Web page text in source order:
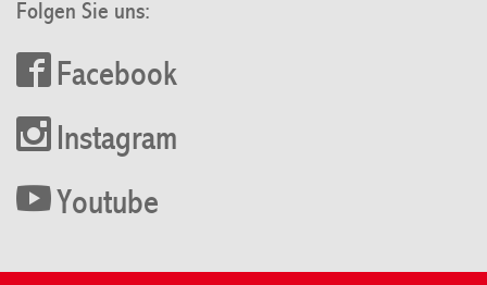
Folgen Sie uns:
Facebook
Instagram
Youtube